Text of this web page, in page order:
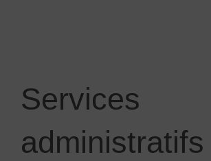
Services
administratifs